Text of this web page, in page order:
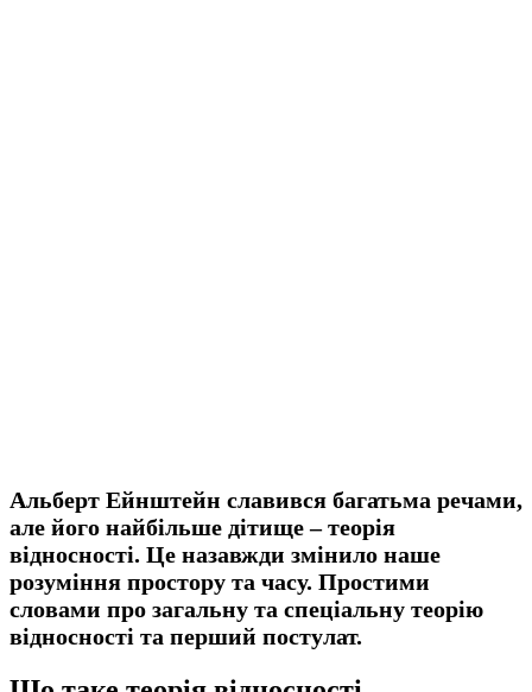
Альберт Ейнштейн славився багатьма речами,
але його найбільше дітище – теорія
відносності. Це назавжди змінило наше
розуміння простору та часу. Простими
словами про загальну та спеціальну теорію
відносності та перший постулат.